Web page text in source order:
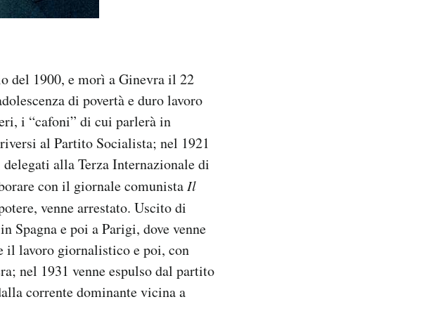
del 1900, e morì a Ginevra il 22
di povertà e duro lavoro
i “cafoni” di cui parlerà in
al Partito Socialista; nel 1921
alla Terza Internazionale di
con il giornale comunista Il
venne arrestato. Uscito di
Spagna e poi a Parigi, dove venne
il lavoro giornalistico e poi, con
nel 1931 venne espulso dal partito
corrente dominante vicina a